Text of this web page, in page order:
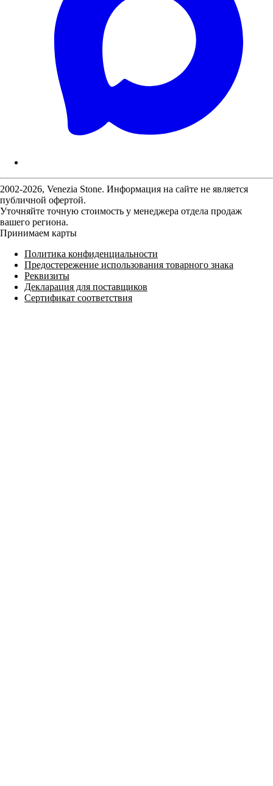
2002-2026, Venezia Stone. Информация на сайте не является
публичной офертой.
Уточняйте точную стоимость у менеджера отдела продаж
вашего региона.
Принимаем карты
Политика конфиденциальности
Предостережение использования товарного знака
Реквизиты
Декларация для поставщиков
Сертификат соответствия